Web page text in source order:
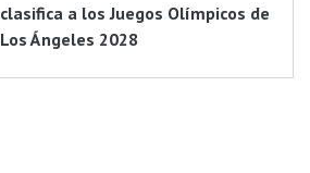
clasifica a los Juegos Olímpicos de
Los Ángeles 2028